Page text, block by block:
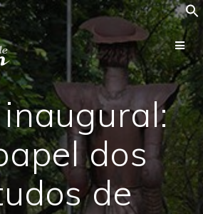
to
content
dos
de